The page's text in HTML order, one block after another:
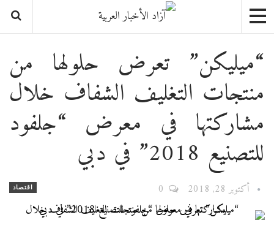
“ميليكن” تعرض حلولها من
منتجات التغليف الشفاف خلال
مشاركتها في معرض “جلفود
للتصنيع 2018” في دبي
اقتصاد أكتوبر 28, 2018